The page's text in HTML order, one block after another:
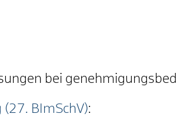
bei
BImSchV):